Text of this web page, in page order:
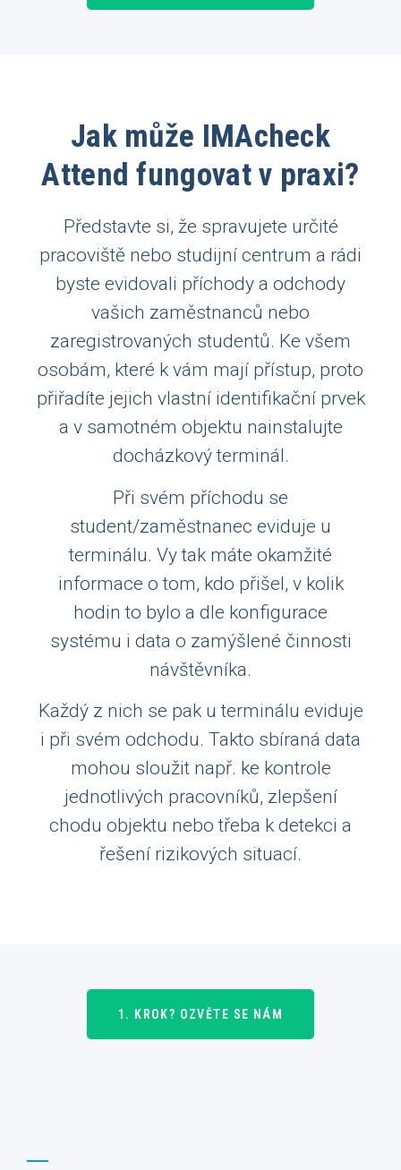
Jak může IMAcheck
Attend fungovat v praxi?
Představte si, že spravujete určité
pracoviště nebo studijní centrum a rádi
byste evidovali příchody a odchody
vašich zaměstnanců nebo
zaregistrovaných studentů. Ke všem
osobám, které k vám mají přístup, proto
přiřadíte jejich vlastní identifikační prvek
a v samotném objektu nainstalujte
docházkový terminál.
Při svém příchodu se
student/zaměstnanec eviduje u
terminálu. Vy tak máte okamžité
informace o tom, kdo přišel, v kolik
hodin to bylo a dle konfigurace
systému i data o zamýšlené činnosti
návštěvníka.
Každý z nich se pak u terminálu eviduje
i při svém odchodu. Takto sbíraná data
mohou sloužit např. ke kontrole
jednotlivých pracovníků, zlepšení
chodu objektu nebo třeba k detekci a
řešení rizikových situací.
1. KROK? OZVĚTE SE NÁM